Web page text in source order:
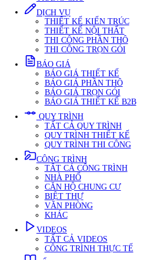
✦ MENU
Menu
TRANG CHỦ
DỊCH VỤ
THIẾT KẾ KIẾN TRÚC
THIẾT KẾ NỘI THẤT
THI CÔNG PHẦN THÔ
THI CÔNG TRỌN GÓI
BÁO GIÁ
BÁO GIÁ THIẾT KẾ
BÁO GIÁ PHẦN THÔ
BÁO GIÁ TRỌN GÓI
BÁO GIÁ THIẾT KẾ B2B
QUY TRÌNH
TẤT CẢ QUY TRÌNH
QUY TRÌNH THIẾT KẾ
QUY TRÌNH THI CÔNG